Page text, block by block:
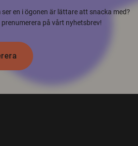
en i ögonen är lättare att snacka med?
på vårt nyhetsbrev!